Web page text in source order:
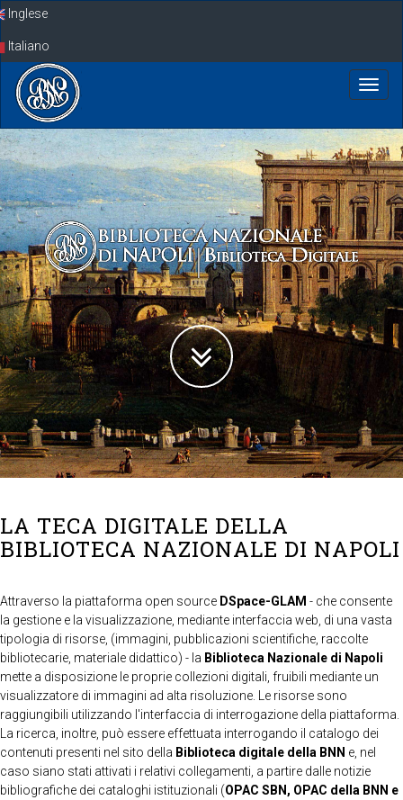
SkipInglese
Italiano
LA TECA DIGITALE DELLA
BIBLIOTECA NAZIONALE DI NAPOLI
Attraverso la piattaforma open source DSpace-GLAM - che consente
la gestione e la visualizzazione, mediante interfaccia web, di una vasta
tipologia di risorse, (immagini, pubblicazioni scientifiche, raccolte
bibliotecarie, materiale didattico) - la Biblioteca Nazionale di Napoli
mette a disposizione le proprie collezioni digitali, fruibili mediante un
visualizzatore di immagini ad alta risoluzione. Le risorse sono
raggiungibili utilizzando l'interfaccia di interrogazione della piattaforma.
La ricerca, inoltre, può essere effettuata interrogando il catalogo dei
contenuti presenti nel sito della Biblioteca digitale della BNN e, nel
caso siano stati attivati i relativi collegamenti, a partire dalle notizie
bibliografiche dei cataloghi istituzionali (OPAC SBN, OPAC della BNN e